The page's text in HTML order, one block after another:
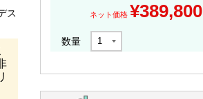
ス
ネット価格 ¥389,800
数量